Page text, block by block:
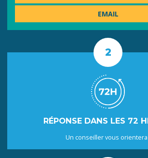
EMAIL
RÉPONSE DANS LES 72
Un conseiller vous orientera